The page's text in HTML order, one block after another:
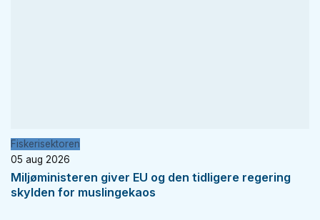
Fiskerisektoren
05 aug 2026
Miljøministeren giver EU og den tidligere regering
skylden for muslingekaos